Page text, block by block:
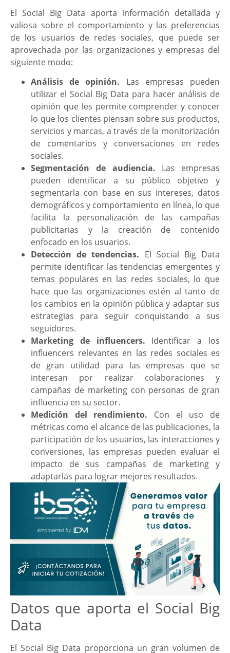
El Social Big Data aporta información detallada y
valiosa sobre el comportamiento y las preferencias
de los usuarios de redes sociales, que puede ser
aprovechada por las organizaciones y empresas del
siguiente modo:
Análisis de opinión. Las empresas pueden
utilizar el Social Big Data para hacer análisis de
opinión que les permite comprender y conocer
lo que los clientes piensan sobre sus productos,
servicios y marcas, a través de la monitorización
de comentarios y conversaciones en redes
sociales.
Segmentación de audiencia. Las empresas
pueden identificar a su público objetivo y
segmentarla con base en sus intereses, datos
demográficos y comportamiento en línea, lo que
facilita la personalización de las campañas
publicitarias y la creación de contenido
enfocado en los usuarios.
Detección de tendencias. El Social Big Data
permite identificar las tendencias emergentes y
temas populares en las redes sociales, lo que
hace que las organizaciones estén al tanto de
los cambios en la opinión pública y adaptar sus
estrategias para seguir conquistando a sus
seguidores.
Marketing de influencers. Identificar a los
influencers relevantes en las redes sociales es
de gran utilidad para las empresas que se
interesan por realizar colaboraciones y
campañas de marketing con personas de gran
influencia en su sector.
Medición del rendimiento. Con el uso de
métricas como el alcance de las publicaciones, la
participación de los usuarios, las interacciones y
conversiones, las empresas pueden evaluar el
impacto de sus campañas de marketing y
adaptarlas para lograr mejores resultados.
Datos que aporta el Social Big
Data
El Social Big Data proporciona un gran volumen de